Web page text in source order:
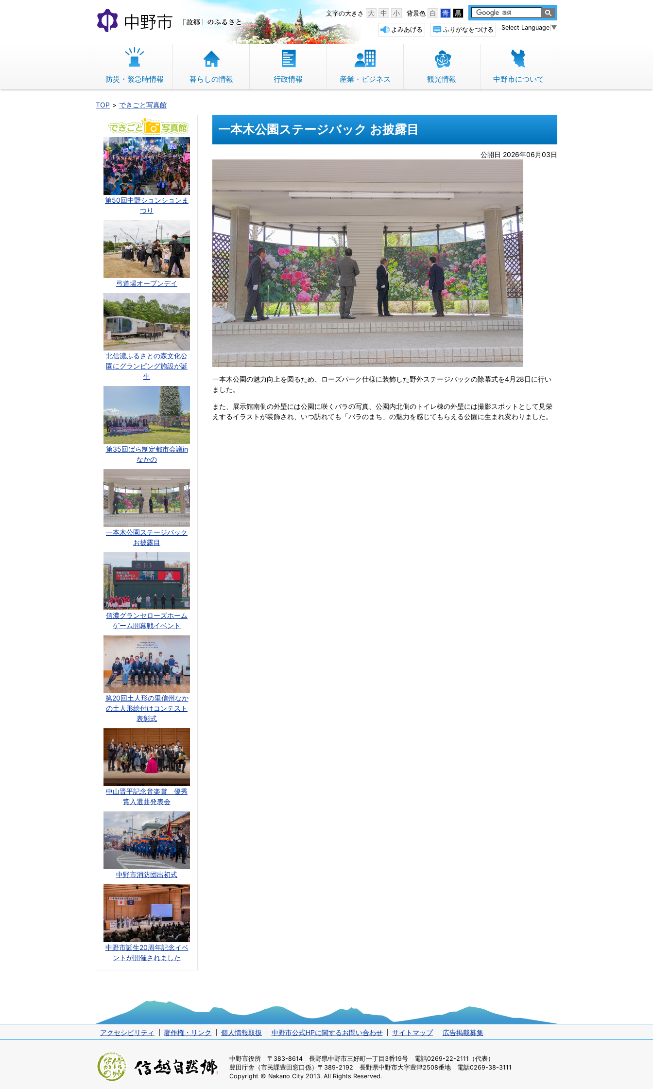
文
へ
動
中野市 「故郷」のふるさと 背景色 白 青 黒
文字の大きさ 大 中 小
Select Language ▼
ふりがなをつける
よみあげる
防災・緊急時情報 暮らしの情報 行政情報 産業・ビジネス 観光情報 中野市について
TOP できごと写真館
一本木公園ステージバック お披露目
公開日 2026年06月03日
一本木公園の魅力向上を図るため、ローズパーク仕様に装飾した野外ステージバックの除幕式を4月28日に行い
ました。
また、展示館南側の外壁には公園に咲くバラの写真、公園内北側のトイレ棟の外壁には撮影スポットとして見栄
えするイラストが装飾され、いつ訪れても「バラのまち」の魅力を感じてもらえる公園に生まれ変わりました。
第50回中野ションションま
つり
弓道場オープンデイ
北信濃ふるさとの森文化公
園にグランピング施設が誕
生
第35回ばら制定都市会議in
なかの
一本木公園ステージバック
お披露目
信濃グランセローズホーム
ゲーム開幕戦イベント
第20回土人形の里信州なか
の土人形絵付けコンテスト
表彰式
中山晋平記念音楽賞 優秀
賞入選曲発表会
中野市消防団出初式
中野市誕生20周年記念イベ
ントが開催されました
アクセシビリティ 著作権・リンク 個人情報取扱 中野市公式HPに関するお問い合わせ サイトマップ 広告掲載募集
中野市役所 〒383-8614 長野県中野市三好町一丁目3番19号 電話0269-22-2111（代表）
豊田庁舎（市民課豊田窓口係） 〒389-2192 長野県中野市大字豊津2508番地 電話0269-38-3111
Copyright © Nakano City 2013. All Rights Reserved.